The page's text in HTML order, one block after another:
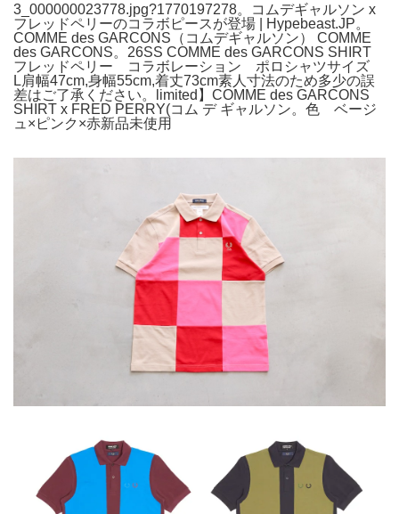
3_000000023778.jpg?1770197278。コムデギャルソン x
フレッドペリーのコラボピースが登場 | Hypebeast.JP。
COMME des GARCONS（コムデギャルソン） COMME
des GARCONS。26SS COMME des GARCONS SHIRT
フレッドペリー コラボレーション ポロシャツサイズ
L肩幅47cm,身幅55cm,着丈73cm素人寸法のため多少の誤
差はご了承ください。limited】COMME des GARCONS
SHIRT x FRED PERRY(コム デ ギャルソン。色 ベージ
ュ×ピンク×赤新品未使用